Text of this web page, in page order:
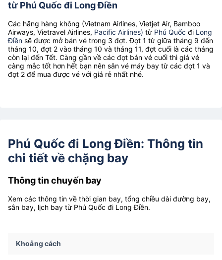
từ Phú Quốc đi Long Điền
Các hãng hàng không (Vietnam Airlines, Vietjet Air, Bamboo
Airways, Vietravel Airlines, Pacific Airlines) từ Phú Quốc đi Long
Điền sẽ được mở bán vé trong 3 đợt. Đợt 1 từ giữa tháng 9 đến
tháng 10, đợt 2 vào tháng 10 và tháng 11, đợt cuối là các tháng
còn lại đến Tết. Càng gần về các đợt bán vé cuối thì giá vé
càng mắc tốt hơn hết bạn nên săn vé máy bay từ các đợt 1 và
đợt 2 để mua được vé với giá rẻ nhất nhé.
Phú Quốc đi Long Điền: Thông tin
chi tiết về chặng bay
Thông tin chuyến bay
Xem các thông tin về thời gian bay, tổng chiều dài đường bay,
sân bay, lịch bay từ Phú Quốc đi Long Điền.
Khoảng cách